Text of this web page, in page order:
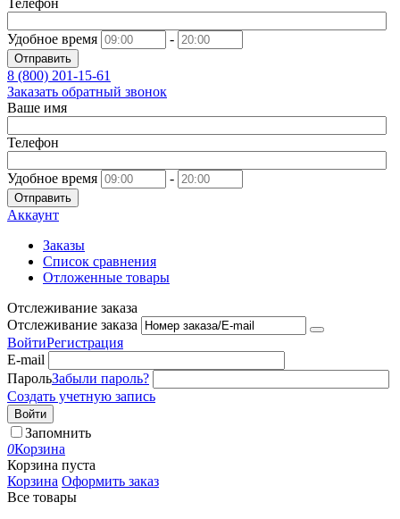
Телефон
Удобное время -
Отправить
8 (800) 201-15-61
Заказать обратный звонок
Ваше имя
Телефон
Удобное время -
Отправить
Аккаунт
Заказы
Список сравнения
Отложенные товары
Отслеживание заказа
Отслеживание заказа
ВойтиРегистрация
E-mail
ПарольЗабыли пароль?
Создать учетную запись
Войти
Запомнить
0Корзина
Корзина пуста
Корзина Оформить заказ
Все товары